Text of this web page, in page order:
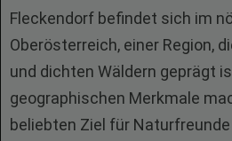
Fleckendorf befindet sich im
Oberösterreich, einer Region,
und dichten Wäldern geprägt
geographischen Merkmale
beliebten Ziel für Naturfreunde